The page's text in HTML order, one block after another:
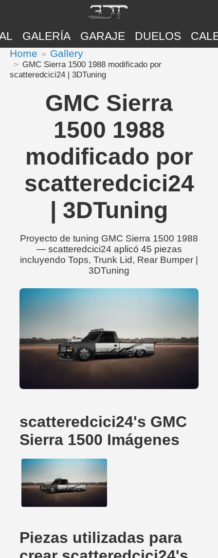
GALERÍA GARAJE DUELOS
Home Gallery
GMC Sierra 1500 1988 modificado por
scatteredcici24 | 3DTuning
GMC Sierra
1500 1988
modificado por
scatteredcici24
| 3DTuning
Proyecto de tuning GMC Sierra 1500 1988
— scatteredcici24 aplicó 45 piezas
incluyendo Tops, Trunk Lid, Rear Bumper |
3DTuning
scatteredcici24's GMC
Sierra 1500 Imágenes
Piezas utilizadas para